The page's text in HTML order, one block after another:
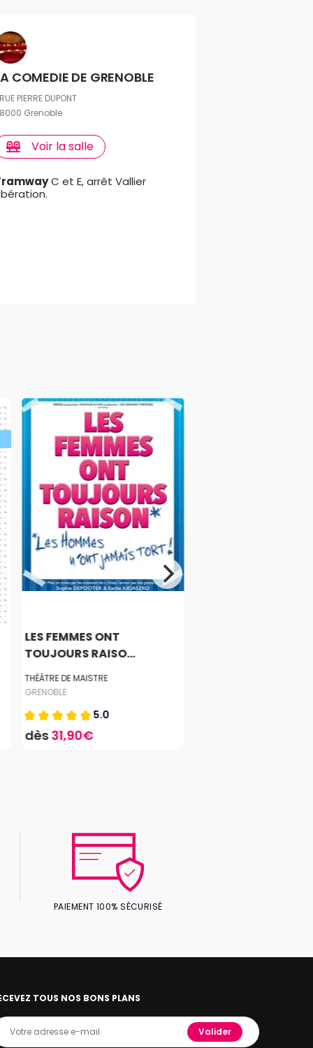
COMEDIE DE GRENOBLE
PIERRE DUPONT
Grenoble
Voir la salle
C et E, arrêt Vallier
LES FEMMES ONT
TOUJOURS RAISO...
THÉÂTRE DE MAISTRE
GRENOBLE
5.0
dès31,90€
PAIEMENT 100% SÉCURISÉ
TOUS NOS BONS PLANS
Valider